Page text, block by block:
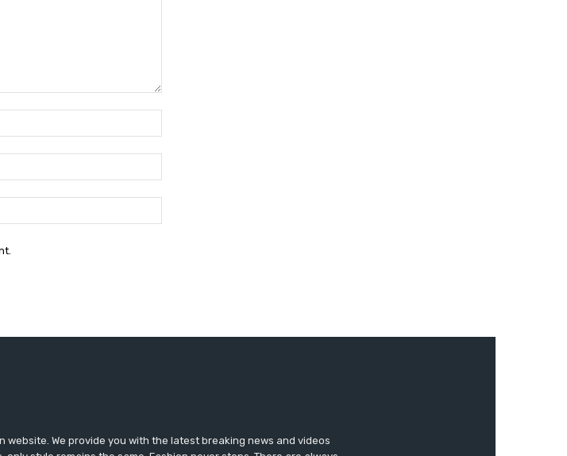
We provide you with the latest breaking news and videos